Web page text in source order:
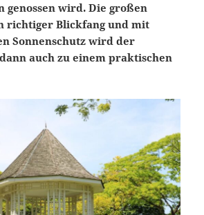
genossen wird. Die großen
richtiger Blickfang und mit
Sonnenschutz wird der
auch zu einem praktischen